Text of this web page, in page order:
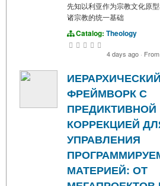
先知以利亚作为宗教文化原
诸宗教的统一基础
Catalog: Theology
4 days ago · From
ИЕРАРХИЧЕСКИЙ
ФРЕЙМВОРК С
ПРЕДИКТИВНОЙ
КОРРЕКЦИЕЙ
УПРАВЛЕНИЯ
МАТЕРИЕЙ: ОТ